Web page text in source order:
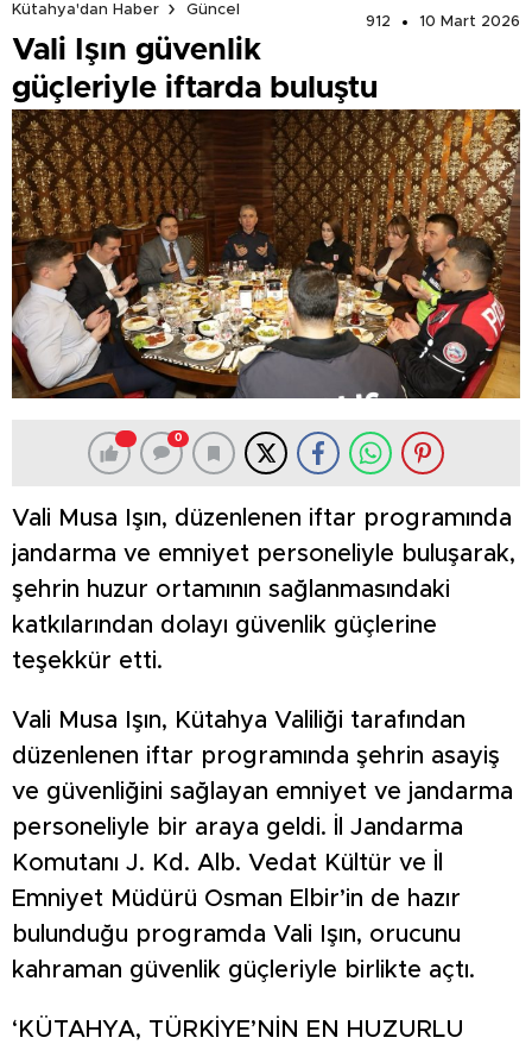
Kütahya'dan Haber
Güncel
912
10 Mart 2026
Vali Işın güvenlik
güçleriyle iftarda buluştu
0
Vali Musa Işın, düzenlenen iftar programında
jandarma ve emniyet personeliyle buluşarak,
şehrin huzur ortamının sağlanmasındaki
katkılarından dolayı güvenlik güçlerine
teşekkür etti.
Vali Musa Işın, Kütahya Valiliği tarafından
düzenlenen iftar programında şehrin asayiş
ve güvenliğini sağlayan emniyet ve jandarma
personeliyle bir araya geldi. İl Jandarma
Komutanı J. Kd. Alb. Vedat Kültür ve İl
Emniyet Müdürü Osman Elbir’in de hazır
bulunduğu programda Vali Işın, orucunu
kahraman güvenlik güçleriyle birlikte açtı.
‘KÜTAHYA, TÜRKİYE’NİN EN HUZURLU